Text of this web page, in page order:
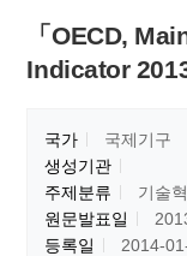
「OECD,
Indicator
국가
국제기구
생성기관
주제분류
기술
원문발표일
등록일
2014-